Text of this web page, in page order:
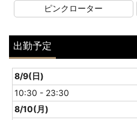
ピンクローター
出勤予定
8/9(日)
10:30 - 23:30
8/10(月)